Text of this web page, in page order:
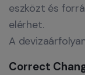
eszközt és
elérhet.
A
Correct